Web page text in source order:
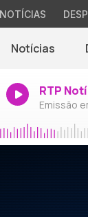
NOTÍCIAS
Notícias
RTP
Emissão